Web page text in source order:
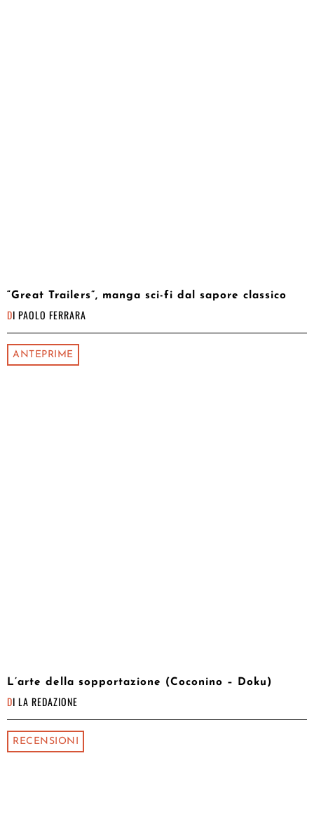
“Great Trailers”, manga sci-fi dal sapore classico
DI PAOLO FERRARA
ANTEPRIME
L’arte della sopportazione (Coconino – Doku)
DI LA REDAZIONE
RECENSIONI